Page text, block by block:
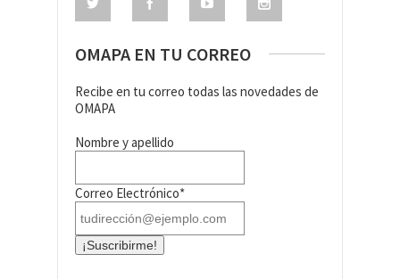
OMAPA EN TU CORREO
Recibe en tu correo todas las novedades de
OMAPA
Nombre y apellido
Correo Electrónico*